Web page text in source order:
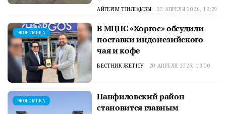
АЙГЕРІМ ТІНӘЛІҚЫЗЫ 22 АПРЕЛЯ 2026, 12:29
ЭКОНОМИКА
В МЦПС «Хоргос» обсудили
поставки индонезийского
чая и кофе
ВЕСТНИК ЖЕТІСУ 20 АПРЕЛЯ 2026, 13:00
ЭКОНОМИКА
Панфиловский район
становится главным